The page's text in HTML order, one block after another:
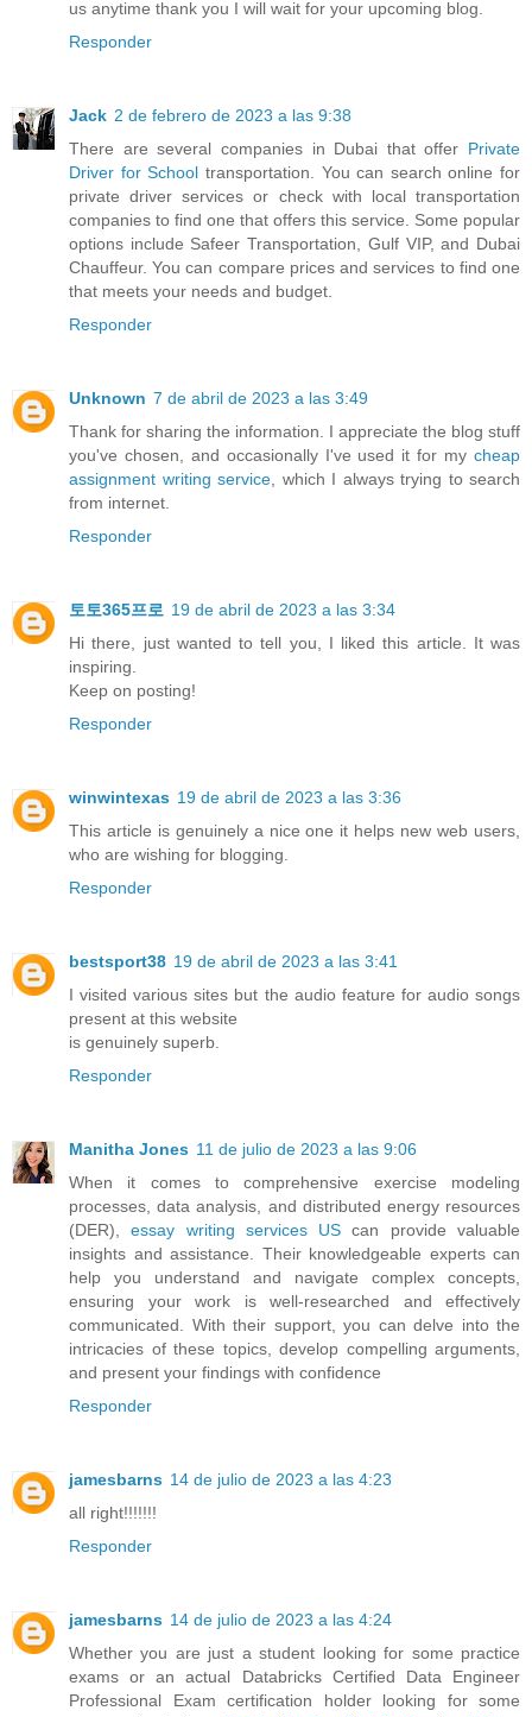
us anytime thank you I will wait for your upcoming blog.
Responder
Jack 2 de febrero de 2023 a las 9:38
There are several companies in Dubai that offer Private
Driver for School transportation. You can search online for
private driver services or check with local transportation
companies to find one that offers this service. Some popular
options include Safeer Transportation, Gulf VIP, and Dubai
Chauffeur. You can compare prices and services to find one
that meets your needs and budget.
Responder
Unknown 7 de abril de 2023 a las 3:49
Thank for sharing the information. I appreciate the blog stuff
you've chosen, and occasionally I've used it for my cheap
assignment writing service , which I always trying to search
from internet.
Responder
토토365프로 19 de abril de 2023 a las 3:34
Hi there, just wanted to tell you, I liked this article. It was
inspiring.
Keep on posting!
Responder
winwintexas 19 de abril de 2023 a las 3:36
This article is genuinely a nice one it helps new web users,
who are wishing for blogging.
Responder
bestsport38 19 de abril de 2023 a las 3:41
I visited various sites but the audio feature for audio songs
present at this website
is genuinely superb.
Responder
Manitha Jones 11 de julio de 2023 a las 9:06
When it comes to comprehensive exercise modeling
processes, data analysis, and distributed energy resources
(DER),essay writing services US can provide valuable
insights and assistance. Their knowledgeable experts can
help you understand and navigate complex concepts,
ensuring your work is well-researched and effectively
communicated. With their support, you can delve into the
intricacies of these topics, develop compelling arguments,
and present your findings with confidence
Responder
jamesbarns 14 de julio de 2023 a las 4:23
all right!!!!!!!
Responder
jamesbarns 14 de julio de 2023 a las 4:24
Whether you are just a student looking for some practice
exams or an actual Databricks Certified Data Engineer
Professional Exam certification holder looking for some